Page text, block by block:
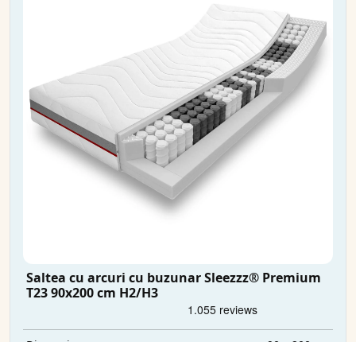
Saltea cu arcuri cu buzunar Sleezzz® Premium
T23 90x200 cm H2/H3